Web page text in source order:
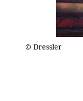
© Dressler